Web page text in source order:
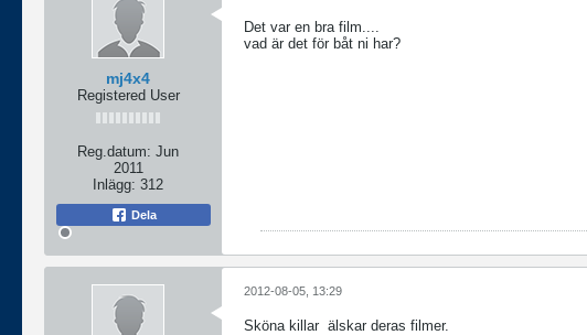
mj4x4
Registered User
Reg.datum: Jun
2011
Inlägg: 312
Dela
Det var en bra film....
vad är det för båt ni har?
2012-08-05, 13:29
Sköna killar älskar deras filmer.